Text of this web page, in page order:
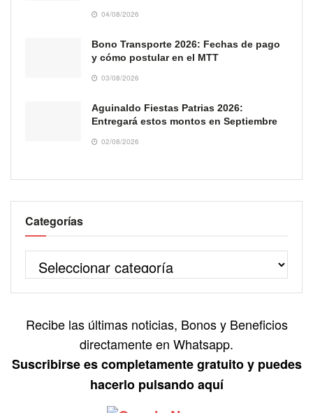
04/08/2026
Bono Transporte 2026: Fechas de pago
y cómo postular en el MTT
03/08/2026
Aguinaldo Fiestas Patrias 2026:
Entregará estos montos en Septiembre
02/08/2026
Categorías
Recibe las últimas noticias, Bonos y Beneficios
directamente en Whatsapp.
Suscribirse es completamente gratuito y puedes
hacerlo pulsando aquí